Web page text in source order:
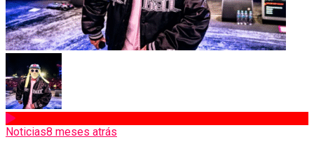
Noticias8 meses atrás